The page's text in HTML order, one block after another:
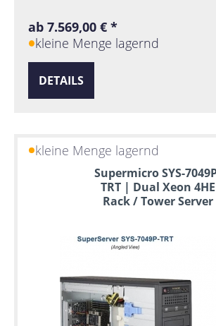
ab 7.569,00 € *
kleine Menge lagernd
DETAILS
kleine Menge lagernd
Supermicro SYS-
TRT | Dual Xeon 4HE
Rack / Tower Server